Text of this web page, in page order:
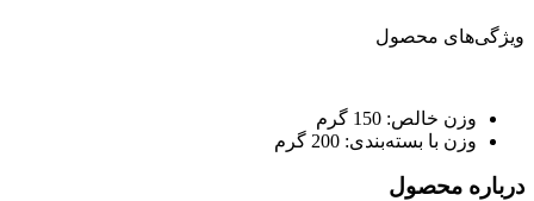
ویژگی‌های محصول
وزن خالص: 150 گرم
وزن با بسته‌بندی: 200 گرم
درباره محصول